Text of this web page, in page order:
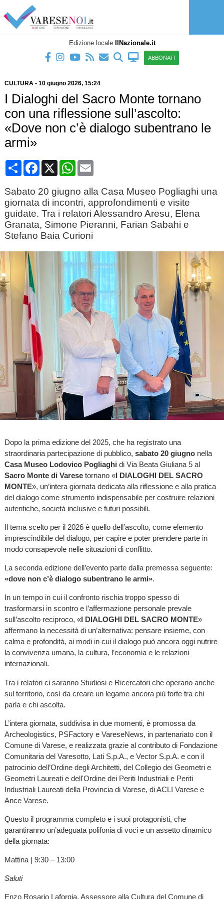
Edizione locale IlNazionale.it
ABBONATI
CULTURA- 10 giugno 2026, 15:24
I Dialoghi del Sacro Monte tornano
con una riflessione sull’ascolto:
«Dove non c’è dialogo subentrano le
armi»
CondividiFacebook
X WhatsApp
Email
Sabato 20 giugno alla Casa Museo Pogliaghi una
giornata di incontri, approfondimenti e visite
guidate. Tra i relatori Alessandro Aresu, Elena
Granata, Simone Pieranni, Farian Sabahi e
Stefano Baia Curioni
Dopo la prima edizione del 2025, che ha registrato una
straordinaria partecipazione di pubblico, sabato 20 giugnonella
Casa Museo Lodovico Pogliaghi di Via Beata Giuliana 5 al
Sacro Monte di Varesetornano «I DIALOGHI DEL SACRO
MONTE», un’intera giornata dedicata alla riflessione e alla pratica
del dialogo come strumento indispensabile per costruire relazioni
autentiche, società inclusive e futuri possibili.
Il tema scelto per il 2026 è quello dell’ascolto, come elemento
imprescindibile del dialogo, per capire e poter prendere parte in
modo consapevole nelle situazioni di conflitto.
La seconda edizione dell’evento parte dalla premessa seguente:
«dove non c’è dialogo subentrano le armi».
In un tempo in cui il confronto rischia troppo spesso di
trasformarsi in scontro e l’affermazione personale prevale
sull’ascolto reciproco, «I DIALOGHI DEL SACRO MONTE»
affermano la necessità di un’alternativa: pensare insieme, con
calma e profondità, ai modi in cui il dialogo può ancora oggi nutrire
la convivenza umana, la cultura, l’economia e le relazioni
internazionali.
Tra i relatori ci saranno Studiosi e Ricercatori che operano anche
sul territorio, così da creare un legame ancora più forte tra chi
parla e chi ascolta.
L’intera giornata, suddivisa in due momenti, è promossa da
Archeologistics, PSFactory e VareseNews, in partenariato con il
Comune di Varese, e realizzata grazie al contributo di Fondazione
Comunitaria del Varesotto, Lati S.p.A., e Vector S.p.A. e con il
patrocinio dell’Ordine degli Architetti, del Collegio dei Geometri e
Geometri Laureati e dell'Ordine dei Periti Industriali e Periti
Industriali Laureati della Provincia di Varese, di ACLI Varese e
Ance Varese.
Questo il programma completo e i suoi protagonisti, che
garantiranno un’adeguata polifonia di voci e un assetto dinamico
della giornata:
Mattina | 9:30 – 13:00
Saluti
Enzo Rosario Laforgia, Assessore alla Cultura del Comune di